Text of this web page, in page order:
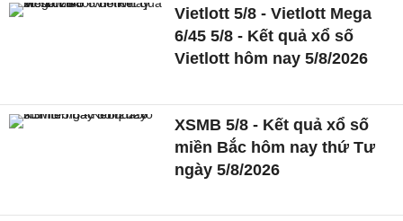
Vietlott 5/8 - Vietlott Mega
6/45 5/8 - Kết quả xổ số
Vietlott hôm nay 5/8/2026
XSMB 5/8 - Kết quả xổ số
miền Bắc hôm nay thứ Tư
ngày 5/8/2026